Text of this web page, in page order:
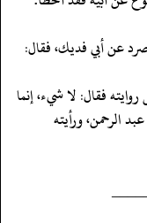
عن أبي فديك، فقال:
فقال: لا شيء، إنما
الرحمن، ورأيته